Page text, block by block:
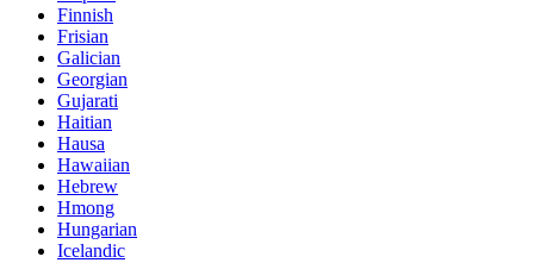
Finnish
Frisian
Galician
Georgian
Gujarati
Haitian
Hausa
Hawaiian
Hebrew
Hmong
Hungarian
Icelandic